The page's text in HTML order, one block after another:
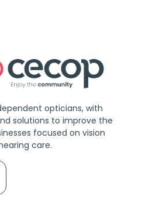
opticians, with
solutions to improve the
focused on vision
care.